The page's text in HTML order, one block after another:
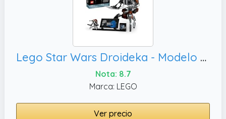
Lego Star Wars Droideka - Modelo para Construir y exhibir, Idea de Regalo para fanáticos de Star Wars
Nota: 8.7
Marca: LEGO
Ver precio